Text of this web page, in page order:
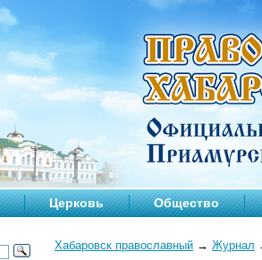
Церковь Общество
Хабаровск православный → Журнал